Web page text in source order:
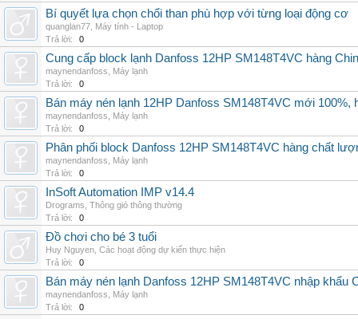
Bí quyết lựa chọn chổi than phù hợp với từng loại động cơ
quanglan77 Máy tính - Laptop
Trả lời:
0
Cung cấp block lạnh Danfoss 12HP SM148T4VC hàng
maynendanfoss
Máy lạnh
Trả lời:
0
Bán máy nén lạnh 12HP Danfoss SM148T4VC mới
maynendanfoss
Máy lạnh
Trả lời:
0
Phân phối block Danfoss 12HP SM148T4VC hàng chất
maynendanfoss
Máy lạnh
Trả lời:
0
InSoft Automation IMP v14.4
Drograms Thông gió thông thường
Trả lời:
0
Đồ chơi cho bé 3 tuổi
Huy Nguyen Các hoạt động dự kiến thực hiện
Trả lời:
0
Bán máy nén lạnh Danfoss 12HP SM148T4VC nhập khẩu
maynendanfoss
Máy lạnh
Trả lời:
0